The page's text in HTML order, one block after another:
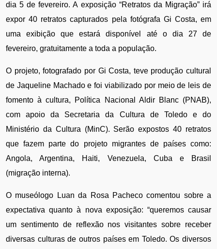
dia 5 de fevereiro. A exposição “Retratos da Migração” irá
expor 40 retratos capturados pela fotógrafa Gi Costa, em
uma exibição que estará disponível até o dia 27 de
fevereiro, gratuitamente a toda a população.
O projeto, fotografado por Gi Costa, teve produção cultural
de Jaqueline Machado e foi viabilizado por meio de leis de
fomento à cultura, Política Nacional Aldir Blanc (PNAB),
com apoio da Secretaria da Cultura de Toledo e do
Ministério da Cultura (MinC). Serão expostos 40 retratos
que fazem parte do projeto migrantes de países como:
Angola, Argentina, Haiti, Venezuela, Cuba e Brasil
(migração interna).
O museólogo Luan da Rosa Pacheco comentou sobre a
expectativa quanto à nova exposição: “queremos causar
um sentimento de reflexão nos visitantes sobre receber
diversas culturas de outros países em Toledo. Os diversos